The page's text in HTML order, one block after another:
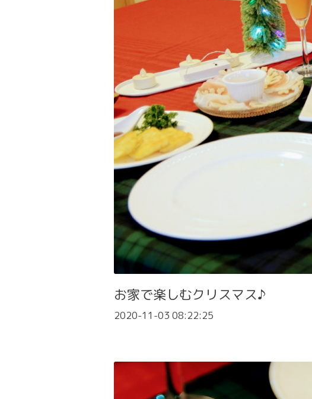
お家で楽しむクリスマス♪
2020-11-03 08:22:25